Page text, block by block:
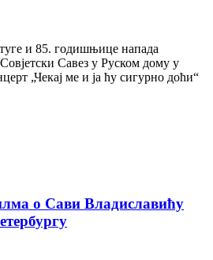
и 85. годишњице напада
Савез у Руском дому у
„Чекај ме и ја ћу сигурно доћи“
о Сави Владиславићу